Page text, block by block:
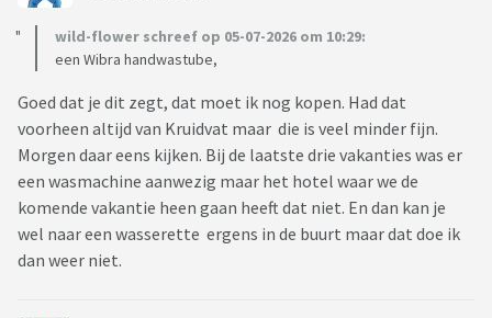
wild-flower schreef op 05-07-2026 om 10:29:
een Wibra handwastube,
Goed dat je dit zegt, dat moet ik nog kopen. Had dat
voorheen altijd van Kruidvat maar die is veel minder fijn.
Morgen daar eens kijken. Bij de laatste drie vakanties was er
een wasmachine aanwezig maar het hotel waar we de
komende vakantie heen gaan heeft dat niet. En dan kan je
wel naar een wasserette ergens in de buurt maar dat doe ik
dan weer niet.